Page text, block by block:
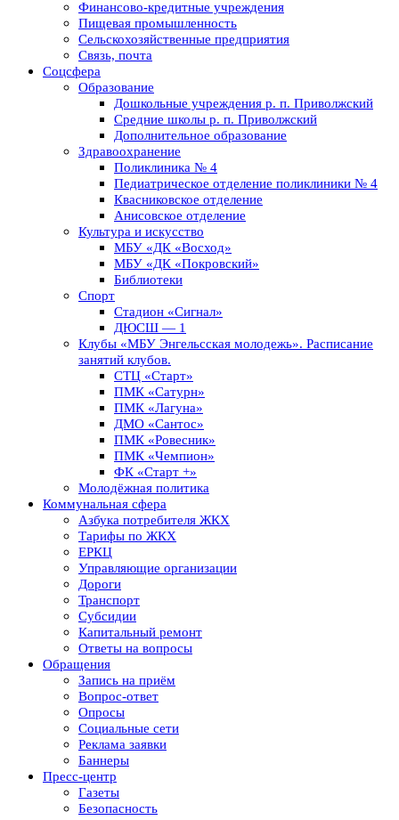
Финансово-кредитные учреждения
Пищевая промышленность
Сельскохозяйственные предприятия
Связь, почта
Соцсфера
Образование
Дошкольные учреждения р. п. Приволжский
Средние школы р. п. Приволжский
Дополнительное образование
Здравоохранение
Поликлиника № 4
Педиатрическое отделение поликлиники № 4
Квасниковское отделение
Анисовское отделение
Культура и искусство
МБУ «ДК «Восход»
МБУ «ДК «Покровский»
Библиотеки
Спорт
Стадион «Сигнал»
ДЮСШ — 1
Клубы «МБУ Энгельсская молодежь». Расписание
занятий клубов.
СТЦ «Старт»
ПМК «Сатурн»
ПМК «Лагуна»
ДМО «Сантос»
ПМК «Ровесник»
ПМК «Чемпион»
ФК «Старт +»
Молодёжная политика
Коммунальная сфера
Азбука потребителя ЖКХ
Тарифы по ЖКХ
ЕРКЦ
Управляющие организации
Дороги
Транспорт
Субсидии
Капитальный ремонт
Ответы на вопросы
Обращения
Запись на приём
Вопрос-ответ
Опросы
Социальные сети
Реклама заявки
Баннеры
Пресс-центр
Газеты
Безопасность